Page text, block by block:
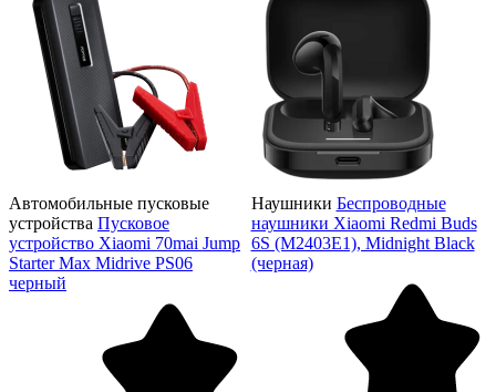
Автомобильные пусковые
устройства Пусковое
устройство Xiaomi 70mai Jump
Starter Max Midrive PS06
черный
Наушники Беспроводные
наушники Xiaomi Redmi Buds
6S (M2403E1), Midnight Black
(черная)